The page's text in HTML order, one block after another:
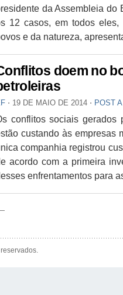
da Assembleia do
12 casos, em todos
e da natureza,
doem no
⋅ 19 DE MAIO DE 2014 ⋅ POST
conflitos sociais gerados
custando às empresas
companhia registrou
acordo com a primeira
enfrentamentos para